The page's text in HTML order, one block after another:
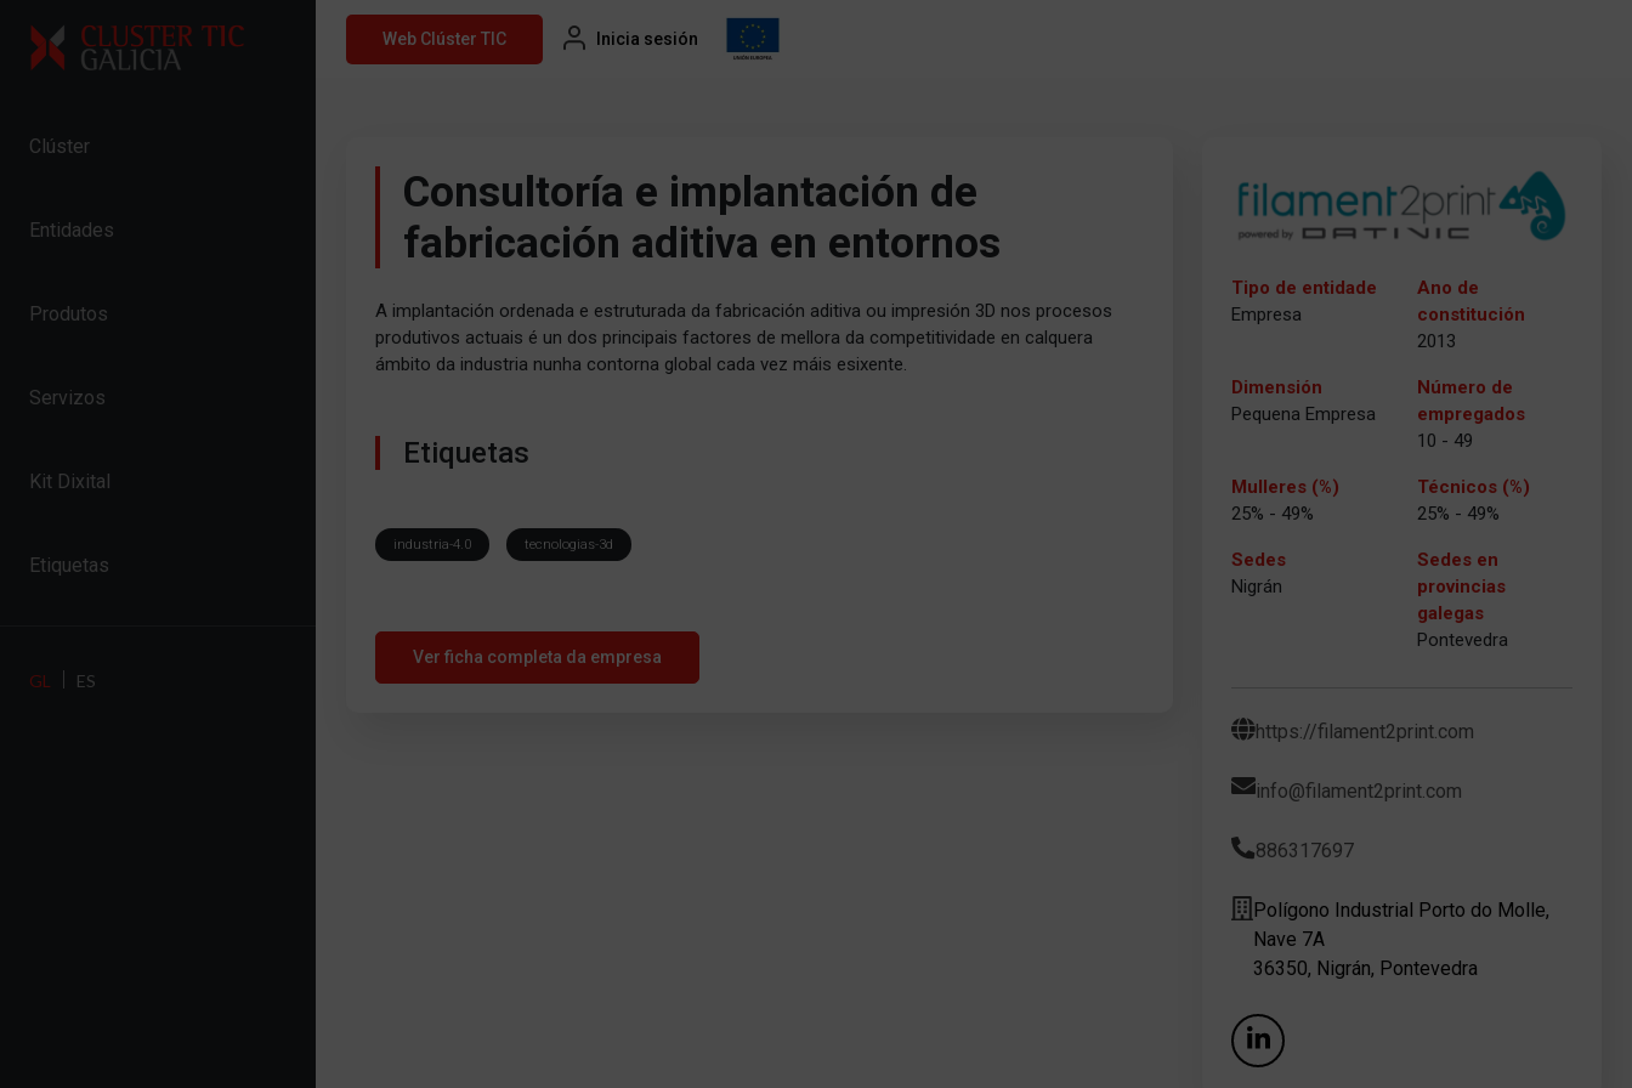
Skip to content
Clúster
Entidades
Produtos
Servizos
Kit Dixital
Etiquetas
GL ES
Web Clúster TIC Inicia sesión
Consultoría e implantación de
fabricación aditiva en entornos
A implantación ordenada e estruturada da fabricación aditiva ou impresión 3D nos procesos
produtivos actuais é un dos principais factores de mellora da competitividade en calquera
ámbito da industria nunha contorna global cada vez máis esixente.
Etiquetas
industria-4.0 tecnologias-3d
Ver ficha completa da empresa
Tipo de entidade
Empresa
Ano de
constitución
2013
Dimensión
Pequena Empresa
Número de
empregados
10 - 49
Mulleres (%)
25% - 49%
Técnicos (%)
25% - 49%
Sedes
Nigrán
Sedes en
provincias
galegas
Pontevedra
https://filament2print.com
info@filament2print.com
886317697
Polígono Industrial Porto do Molle,
Nave 7A
36350, Nigrán, Pontevedra